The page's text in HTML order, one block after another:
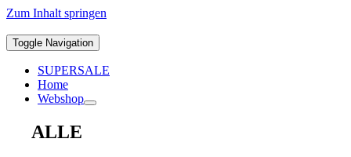
Zum Inhalt springen
Toggle Navigation
SUPERSALE
Home
Webshop
ALLE